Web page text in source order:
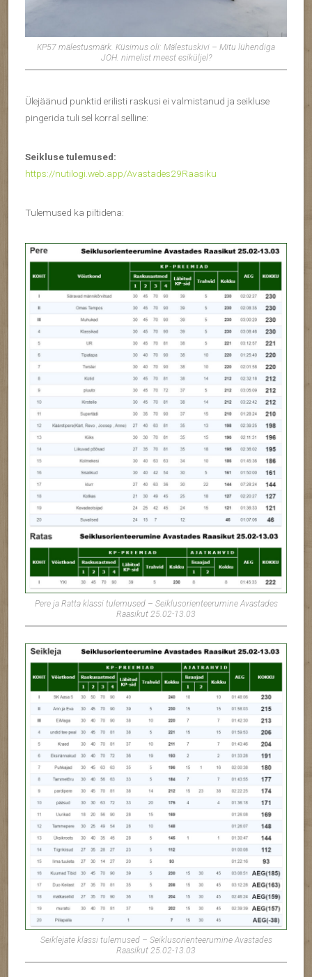
KP57 mälestusmärk. Küsimus oli: Mälestuskivi – Mitu lühendiga
JOH. nimelist meest esiküljel?
Ülejäänud punktid erilisti raskusi ei valmistanud ja seikluse
pingerida tuli sel korral selline:
Seikluse tulemused:
https://nutilogi.web.app/Avastades29Raasiku
Tulemused ka piltidena:
Pere ja Ratta klassi tulemused – Seiklusorienteerumine Avastades
Raasikut 25.02-13.03
Seiklejate klassi tulemused – Seiklusorienteerumine Avastades
Raasikut 25.02-13.03